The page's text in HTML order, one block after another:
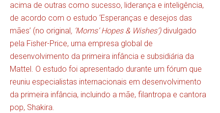
acima de outras como sucesso, liderança e inteligência,
de acordo com o estudo ‘Esperanças e desejos das
mães’ (no original, ‘Moms’ Hopes & Wishes’) divulgado
pela Fisher-Price, uma empresa global de
desenvolvimento da primeira infância e subsidiária da
Mattel. O estudo foi apresentado durante um fórum que
reuniu especialistas internacionais em desenvolvimento
da primeira infância, incluindo a mãe, filantropa e cantora
pop, Shakira.